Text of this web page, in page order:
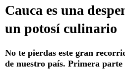
Cauca es una
un potosí culinario
No te pierdas este gran
de nuestro país. Primera parte